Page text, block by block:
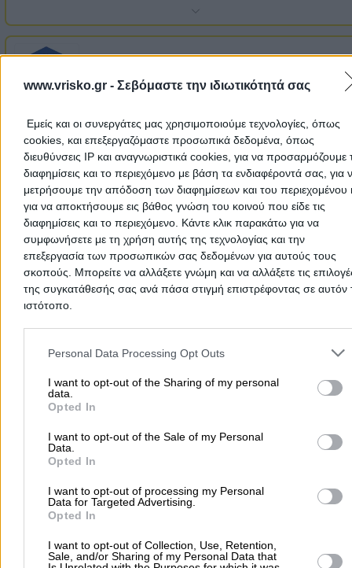
www.vrisko.gr - Σεβόμαστε την ιδιωτικότητά σας
Εμείς και οι συνεργάτες μας χρησιμοποιούμε τεχνολογίες, όπως
cookies, και επεξεργαζόμαστε προσωπικά δεδομένα, όπως
διευθύνσεις IP και αναγνωριστικά cookies, για να προσαρμόζουμε
διαφημίσεις και το περιεχόμενο με βάση τα ενδιαφέροντά σας, για
μετρήσουμε την απόδοση των διαφημίσεων και του περιεχομένου
για να αποκτήσουμε εις βάθος γνώση του κοινού που είδε τις
διαφημίσεις και το περιεχόμενο. Κάντε κλικ παρακάτω για να
συμφωνήσετε με τη χρήση αυτής της τεχνολογίας και την
επεξεργασία των προσωπικών σας δεδομένων για αυτούς τους
σκοπούς. Μπορείτε να αλλάξετε γνώμη και να αλλάξετε τις
της συγκατάθεσής σας ανά πάσα στιγμή επιστρέφοντας σε αυτόν
ιστότοπο.
Please note that this website/app uses one or more Google
and may gather and store information including but not limited to
to Google and its third-party tags to use your data for below
purposes in below Google consent section.
Personal Data Processing Opt Outs
I want to opt-out of the Sharing of my personal
data.
Opted In
I want to opt-out of the Sale of my Personal
Data.
Opted In
I want to opt-out of processing my Personal
Data for Targeted Advertising.
Opted In
I want to opt-out of Collection, Use, Retention,
Sale, and/or Sharing of my Personal Data that
Orthopaedics Biopathologists & Microbiologists
Ipirou 1, Athens
1016 Website
Drakou Anastassia N.
Fylis 185, Kamatero
Phone:2102320353
Search Terms: